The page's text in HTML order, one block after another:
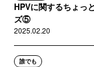
HPVに関するちょっ
ズ⑤
2025.02.20
誰でも